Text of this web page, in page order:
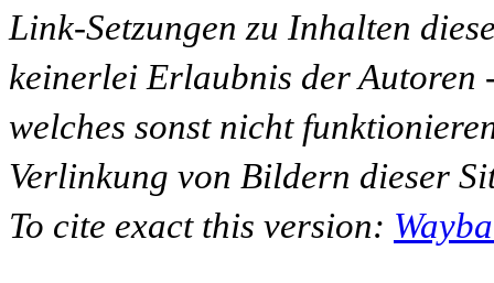
Link-Setzungen zu Inhalten
keinerlei Erlaubnis der Autoren
welches sonst nicht
Verlinkung von Bildern dieser
To cite exact this version: